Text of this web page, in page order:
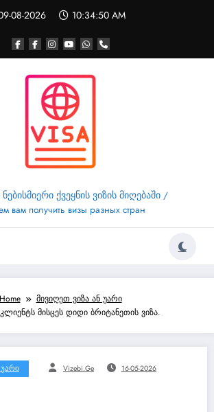
08-2026 10:34:50 AM
ქვეყნის ვიზის მიღებაში /
вам получить визы разных стран
Home
მივიღეთ ვიზა ან უარი
კლიენტს მისცეს დიდი ბრიტანეთის ვიზა.
Vizebi.ge 16-05-2026